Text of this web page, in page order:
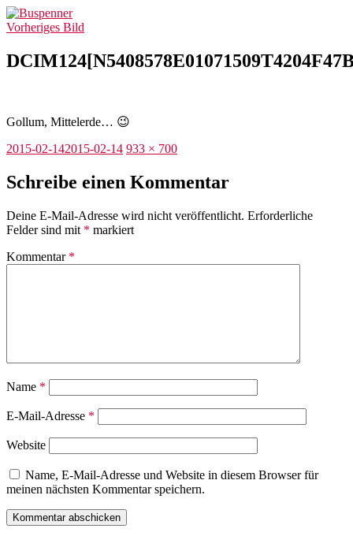
Zum
Inhalt
Buspenner
Vorheriges Bild
Gollum, Mittelerde… 😉
Veröffentlicht
2015-02-142015-02-14 Originalgröße
933 × 700
Schreibe einen Kommentar
Deine E-Mail-Adresse wird nicht veröffentlicht. Erforderliche
Felder sind mit * markiert
Kommentar *
Name *
E-Mail-Adresse *
Website
Name, E-Mail-Adresse und Website in diesem Browser für
meinen nächsten Kommentar speichern.